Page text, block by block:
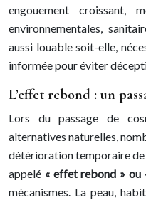
engouement croissant,
environnementales,
aussi louable soit-elle,
informée pour éviter
L’effet rebond : un
Lors du passage de
alternatives naturelles,
détérioration temporaire de
appelé « effet rebond » ou
mécanismes. La peau,